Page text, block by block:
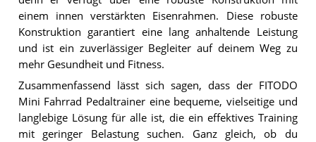
einem innen verstärkten Eisenrahmen. Diese robuste
Konstruktion garantiert eine lang anhaltende Leistung
und ist ein zuverlässiger Begleiter auf deinem Weg zu
mehr Gesundheit und Fitness.
Zusammenfassend lässt sich sagen, dass der FITODO
Mini Fahrrad Pedaltrainer eine bequeme, vielseitige und
langlebige Lösung für alle ist, die ein effektives Training
mit geringer Belastung suchen. Ganz gleich, ob du